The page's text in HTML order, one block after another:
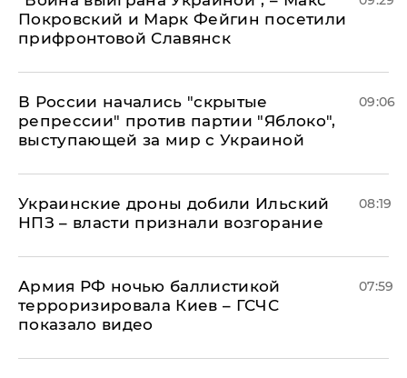
Покровский и Марк Фейгин посетили
прифронтовой Славянск
В России начались "скрытые
репрессии" против партии "Яблоко",
выступающей за мир с Украиной
09:06
Украинские дроны добили Ильский
НПЗ – власти признали возгорание
08:19
Армия РФ ночью баллистикой
терроризировала Киев – ГСЧС
показало видео
07:59